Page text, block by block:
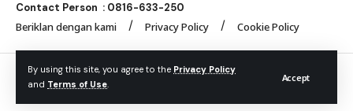
By using this site, you agree to the Privacy Policy
and Terms of Use.
Accept
Contact Person : 0816-633-250
Beriklan dengan kami Privacy Policy Cookie Policy
© Foxiz News Network. Ruby Design Company. All Rights